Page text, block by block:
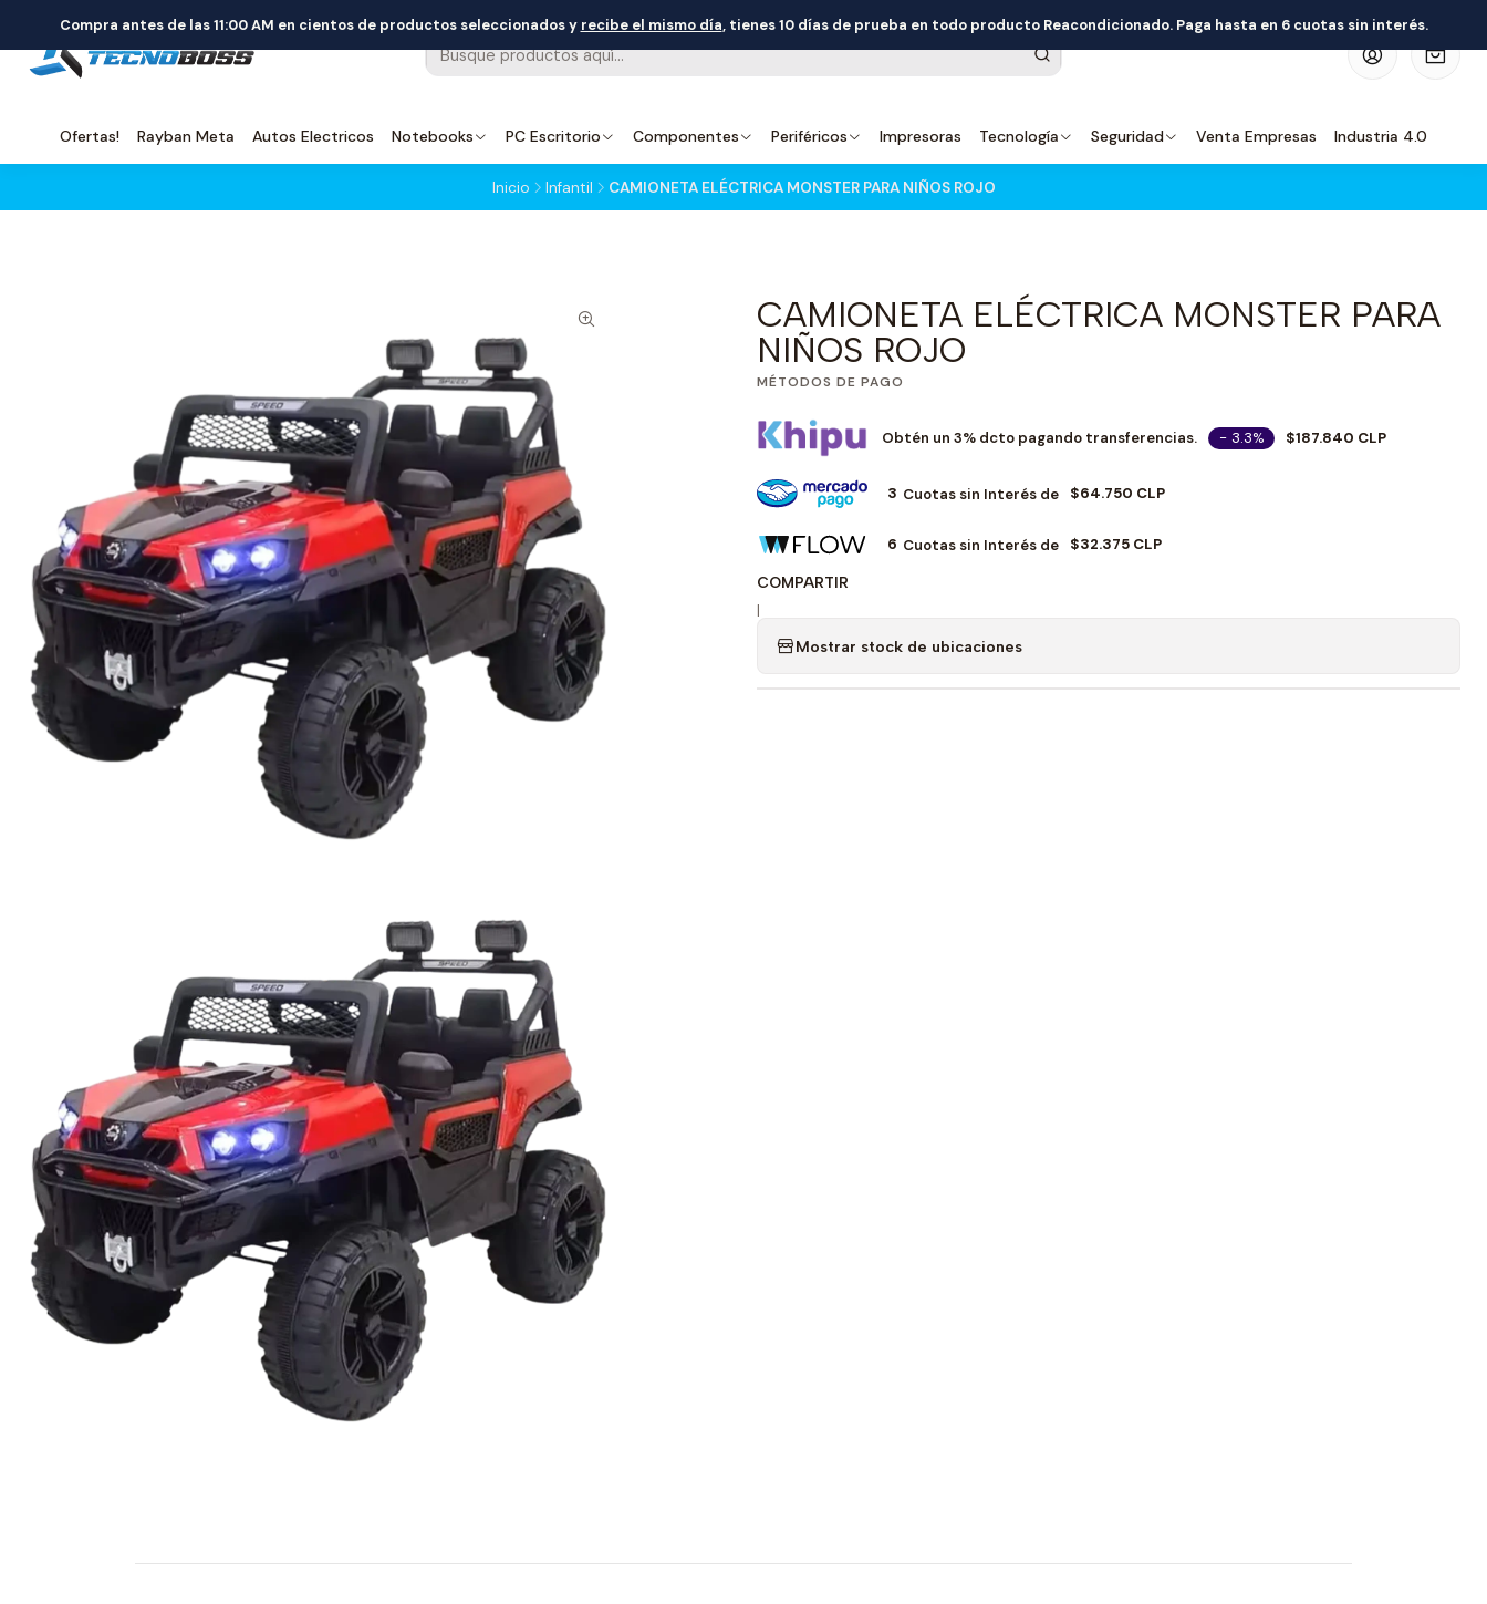
Ofertas! Rayban Meta Autos Electricos Notebooks PC Escritorio Componentes Periféricos Impresoras Tecnología Seguridad Venta Empresas Industria 4.0
Compra antes de las 11:00 AM en cientos de productos seleccionados y recibe el mismo día, tienes 10 días de prueba en todo producto Reacondicionado. Paga hasta en 6 cuotas sin interés.
Inicio Infantil CAMIONETA ELÉCTRICA MONSTER PARA NIÑOS ROJO
CAMIONETA ELÉCTRICA MONSTER PARA
NIÑOS ROJO
MÉTODOS DE PAGO
Obtén un 3% dcto pagando transferencias. - 3.3% $187.840 CLP
3 Cuotas sin Interés de $64.750 CLP
6 Cuotas sin Interés de $32.375 CLP
COMPARTIR
|
Mostrar stock de ubicaciones